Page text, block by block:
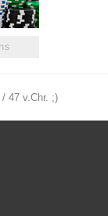
47 v.Chr. ;)